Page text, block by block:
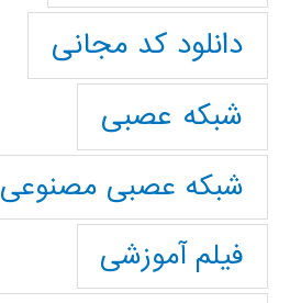
دانلود کد مجانی
شبکه عصبی
شبکه عصبی مصنوعی
فیلم آموزشی